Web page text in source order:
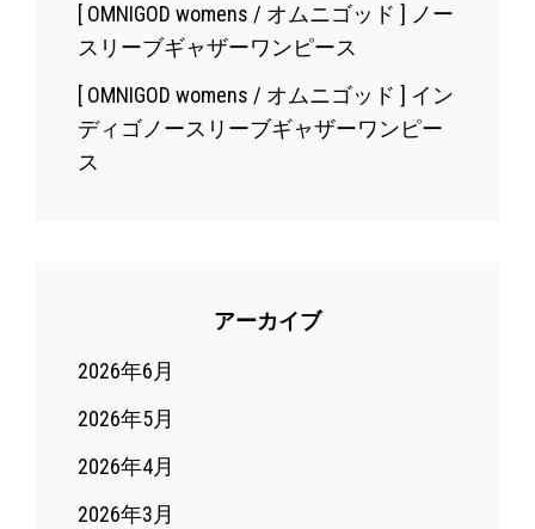
[ OMNIGOD womens / オムニゴッド ] ノー
スリーブギャザーワンピース
[ OMNIGOD womens / オムニゴッド ] イン
ディゴノースリーブギャザーワンピー
ス
アーカイブ
2026年6月
2026年5月
2026年4月
2026年3月